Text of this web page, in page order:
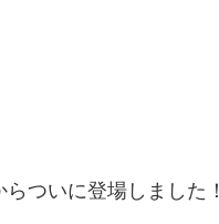
らついに登場しました！